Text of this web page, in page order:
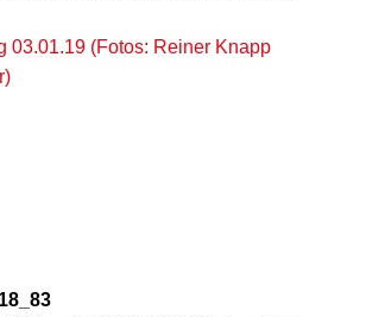
03.01.19 (Fotos: Reiner Knapp